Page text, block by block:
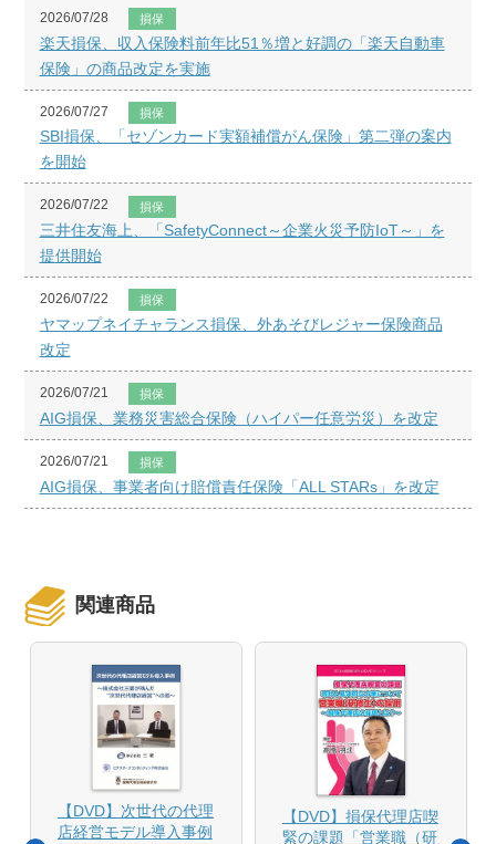
2026/07/28 損保
楽天損保、収入保険料前年比51％増と好調の「楽天自動車
保険」の商品改定を実施
2026/07/27 損保
SBI損保、「セゾンカード実額補償がん保険」第二弾の案内
を開始
2026/07/22 損保
三井住友海上、「SafetyConnect～企業火災予防IoT～」を
提供開始
2026/07/22 損保
ヤマップネイチャランス損保、外あそびレジャー保険商品
改定
2026/07/21 損保
AIG損保、業務災害総合保険（ハイパー任意労災）を改定
2026/07/21 損保
AIG損保、事業者向け賠償責任保険「ALL STARs」を改定
関連商品
【DVD】次世代の代理
店経営モデル導入事例
【DVD】損保代理店喫
緊の課題「営業職（研